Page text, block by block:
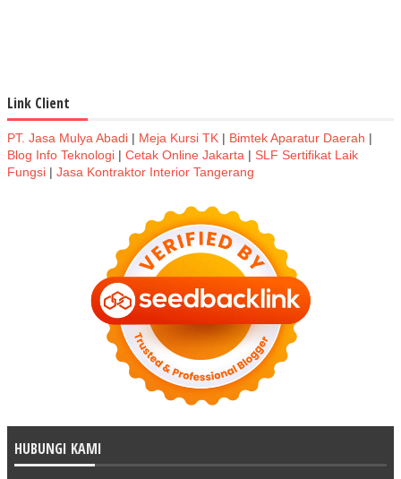
Link Client
PT. Jasa Mulya Abadi | Meja Kursi TK | Bimtek Aparatur Daerah |
Blog Info Teknologi | Cetak Online Jakarta | SLF Sertifikat Laik
Fungsi | Jasa Kontraktor Interior Tangerang
HUBUNGI KAMI